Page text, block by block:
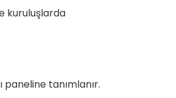
kuruluşlarda
paneline tanımlanır.